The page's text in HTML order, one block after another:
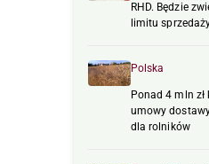
RHD. Będzie
limitu
Polska
Ponad 4 mln zł
umowy
dla rolników